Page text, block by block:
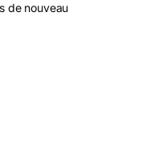
de nouveau